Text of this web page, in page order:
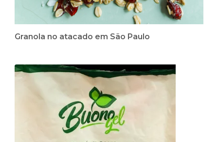
Granola no atacado em São Paulo